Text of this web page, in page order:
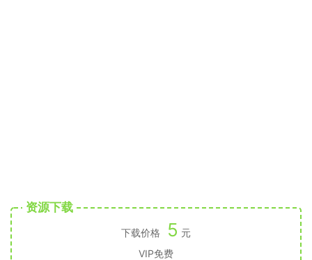
资源下载
下载价格 5 元
VIP免费